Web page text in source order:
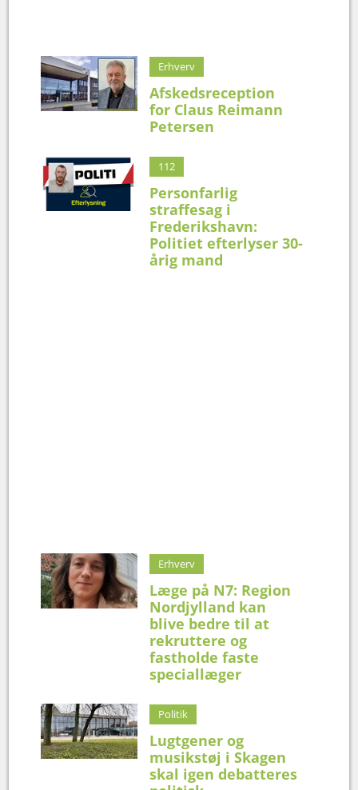
Erhverv
Afskedsreception
for Claus Reimann
Petersen
112
Personfarlig
straffesag i
Frederikshavn:
Politiet efterlyser 30-
årig mand
Erhverv
Læge på N7: Region
Nordjylland kan
blive bedre til at
rekruttere og
fastholde faste
speciallæger
Politik
Lugtgener og
musikstøj i Skagen
skal igen debatteres